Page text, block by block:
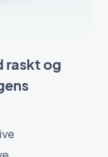
raskt og